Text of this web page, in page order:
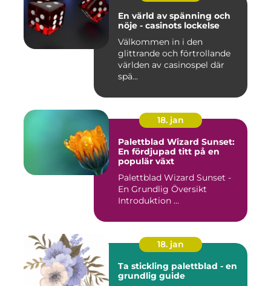
En värld av spänning och
nöje - casinots lockelse
Välkommen in i den
glittrande och förtrollande
världen av casinospel där
spä...
18. jan
Palettblad Wizard Sunset:
En fördjupad titt på en
populär växt
Palettblad Wizard Sunset -
En Grundlig Översikt
Introduktion ...
18. jan
Ta stickling palettblad - en
grundlig guide